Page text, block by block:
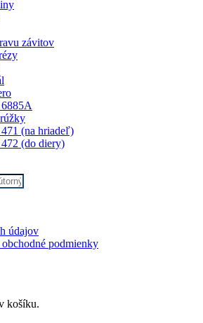
závitov
(na hriadeľ)
(do diery)
údajov
obchodné podmienky
košíku.